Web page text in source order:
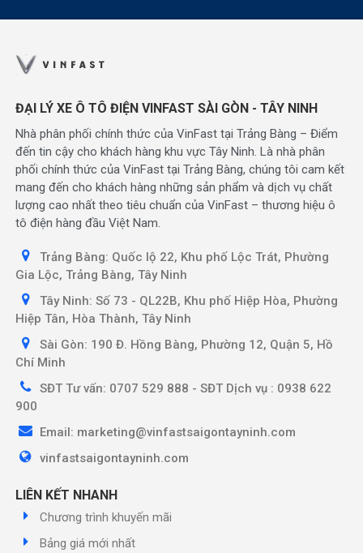
ĐẠI LÝ XE Ô TÔ ĐIỆN VINFAST SÀI GÒN - TÂY NINH
Nhà phân phối chính thức của VinFast tại Trảng Bàng – Điểm
đến tin cậy cho khách hàng khu vực Tây Ninh. Là nhà phân
phối chính thức của VinFast tại Trảng Bàng, chúng tôi cam kết
mang đến cho khách hàng những sản phẩm và dịch vụ chất
lượng cao nhất theo tiêu chuẩn của VinFast – thương hiệu ô
tô điện hàng đầu Việt Nam.
Trảng Bàng: Quốc lộ 22, Khu phố Lộc Trát, Phường
Gia Lộc, Trảng Bàng, Tây Ninh
Tây Ninh: Số 73 - QL22B, Khu phố Hiệp Hòa, Phường
Hiệp Tân, Hòa Thành, Tây Ninh
Sài Gòn: 190 Đ. Hồng Bàng, Phường 12, Quận 5, Hồ
Chí Minh
SĐT Tư vấn: 0707 529 888 - SĐT Dịch vụ : 0938 622
900
Email: marketing@vinfastsaigontayninh.com
vinfastsaigontayninh.com
LIÊN KẾT NHANH
Chương trình khuyến mãi
Bảng giá mới nhất